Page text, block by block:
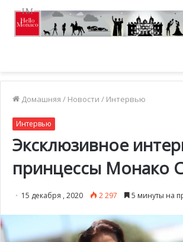
Домашняя / Новости / Интервью
Интервью
Эксклюзивное
принцессы Монако
15 декабря , 2020 2 297 5 минуты на